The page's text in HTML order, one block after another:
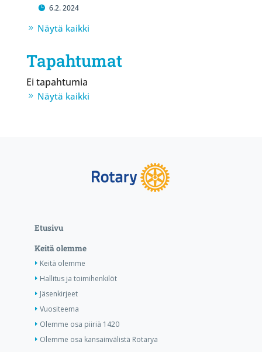
6.2. 2024
Näytä kaikki
Tapahtumat
Ei tapahtumia
Näytä kaikki
Etusivu
Keitä olemme
Keitä olemme
Hallitus ja toimihenkilöt
Jäsenkirjeet
Vuositeema
Olemme osa piiriä 1420
Olemme osa kansainvälistä Rotarya